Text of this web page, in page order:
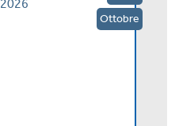
Ottobre